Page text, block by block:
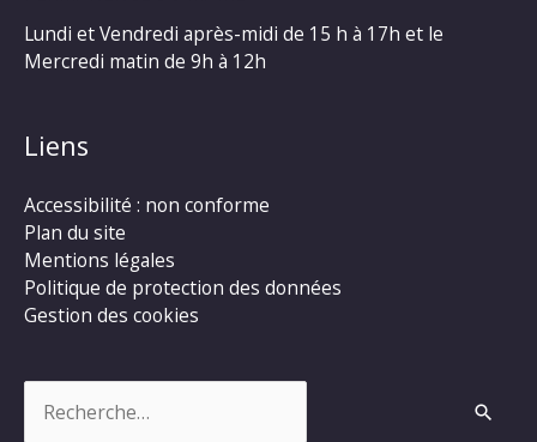
Lundi et Vendredi après-midi de 15 h à 17h et le
Mercredi matin de 9h à 12h
Liens
Accessibilité : non conforme
Plan du site
Mentions légales
Politique de protection des données
Gestion des cookies